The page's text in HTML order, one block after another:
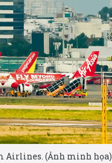
Airlines. (Ảnh minh họa)